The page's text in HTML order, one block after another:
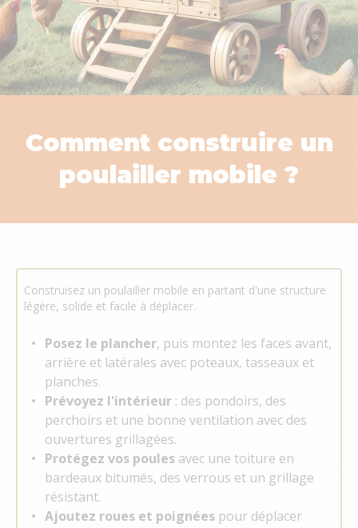
Comment construire un
poulailler mobile ?
Construisez un poulailler mobile en partant d'une structure
légère, solide et facile à déplacer.
Posez le plancher, puis montez les faces avant,
arrière et latérales avec poteaux, tasseaux et
planches.
Prévoyez l'intérieur : des pondoirs, des
perchoirs et une bonne ventilation avec des
ouvertures grillagées.
Protégez vos poules avec une toiture en
bardeaux bitumés, des verrous et un grillage
résistant.
Ajoutez roues et poignées pour déplacer